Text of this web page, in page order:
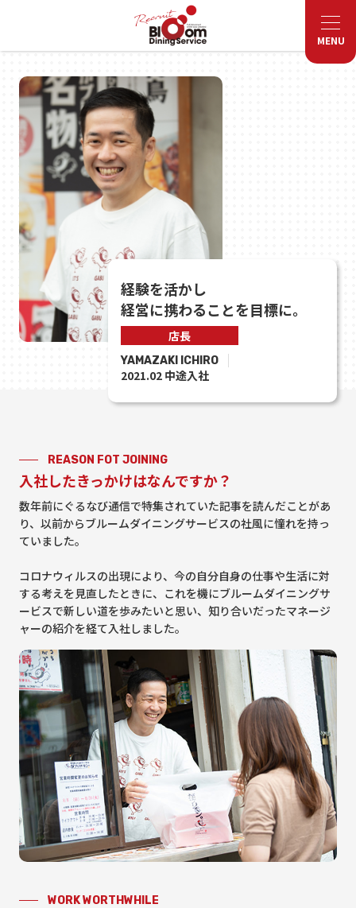
Recruit
MENU
経験を活かし
経営に携わることを目標に。
店長
YAMAZAKI ICHIRO
2021.02 中途入社
REASON FOT JOINING
入社したきっかけはなんですか？
数年前にぐるなび通信で特集されていた記事を読んだことがあ
り、以前からブルームダイニングサービスの社風に憧れを持っ
ていました。
コロナウィルスの出現により、今の自分自身の仕事や生活に対
する考えを見直したときに、これを機にブルームダイニングサ
ービスで新しい道を歩みたいと思い、知り合いだったマネージ
ャーの紹介を経て入社しました。
WORK WORTHWHILE